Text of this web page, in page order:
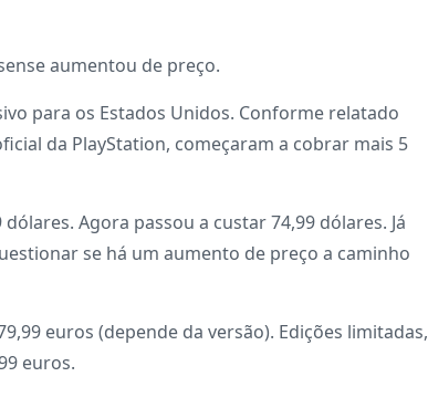
aumentou de preço.
para os Estados Unidos. Conforme relatado
da PlayStation, começaram a cobrar mais 5
Agora passou a custar 74,99 dólares. Já
se há um aumento de preço a caminho
euros (depende da versão). Edições limitadas,
euros.